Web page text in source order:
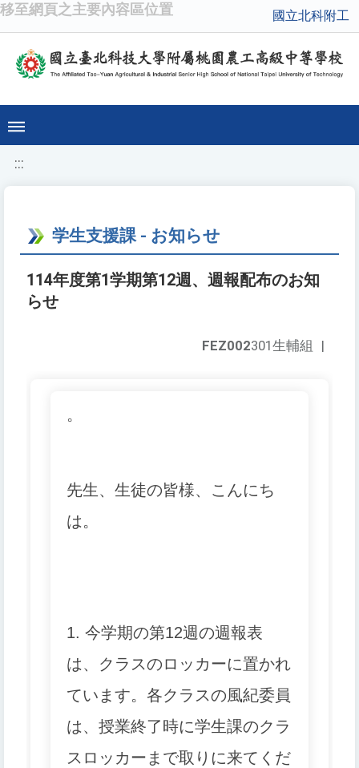
移至網頁之主要內容區位置 國立北科附工
:::
学生支援課 - お知らせ
114年度第1学期第12週、週報配布のお知
らせ
FEZ002301生輔組 |
。
先生、生徒の皆様、こんにち
は。
1. 今学期の第12週の週報表
は、クラスのロッカーに置かれ
ています。 各クラスの風紀委員
は、授業終了時に学生課のクラ
スロッカーまで取りに来てくだ